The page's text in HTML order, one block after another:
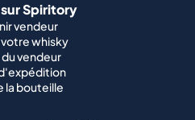
Spiritory
vendeur
whisky
vendeur
la bouteille